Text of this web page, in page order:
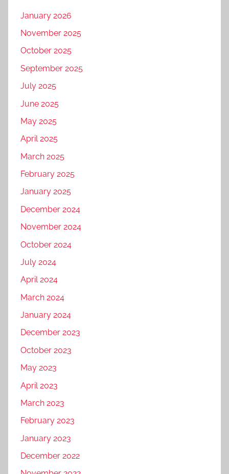
January 2026
November 2025
October 2025
September 2025
July 2025
June 2025
May 2025
April 2025
March 2025
February 2025
January 2025
December 2024
November 2024
October 2024
July 2024
April 2024
March 2024
January 2024
December 2023
October 2023
May 2023
April 2023
March 2023
February 2023
January 2023
December 2022